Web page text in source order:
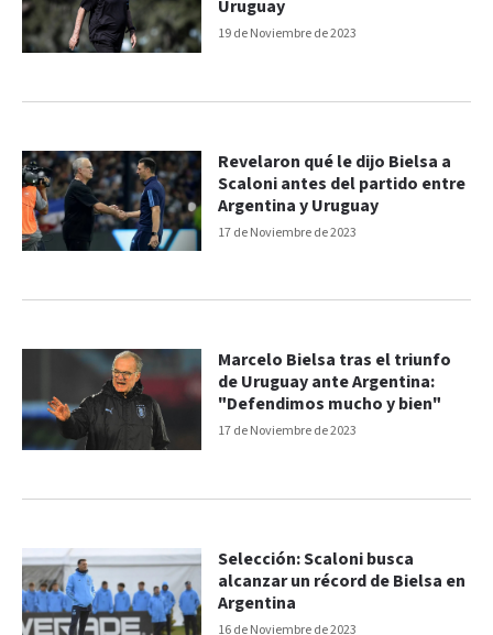
19 de Noviembre de 2023
Uruguay
17 de Noviembre de 2023
Revelaron qué le dijo Bielsa a
Scaloni antes del partido entre
Argentina y Uruguay
17 de Noviembre de 2023
Marcelo Bielsa tras el triunfo
de Uruguay ante Argentina:
"Defendimos mucho y bien"
16 de Noviembre de 2023
Selección: Scaloni busca
alcanzar un récord de Bielsa en
Argentina